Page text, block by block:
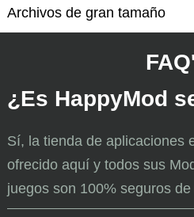
Archivos de gran tamaño
¿Es HappyMod
Sí, la tienda de aplicaciones
ofrecido aquí y todos sus
juegos son 100% seguros de